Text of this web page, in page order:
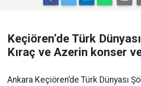
Keçiören’de Türk
Kıraç ve Azerin konser
Ankara Keçiören’de Türk Dünyası